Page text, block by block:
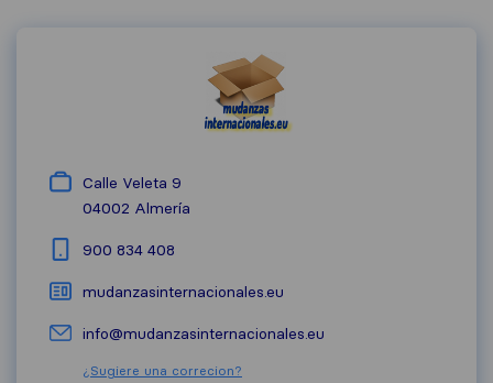
Calle Veleta 9
04002 Almería
900 834 408
mudanzasinternacionales.eu
info@mudanzasinternacionales.eu
¿Sugiere una correcion?